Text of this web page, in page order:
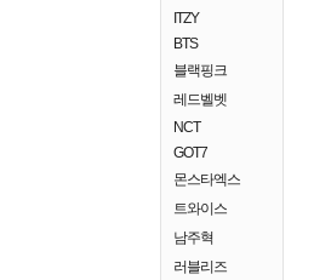
ITZY
BTS
블랙핑크
레드벨벳
NCT
GOT7
몬스타엑스
트와이스
남주혁
러블리즈